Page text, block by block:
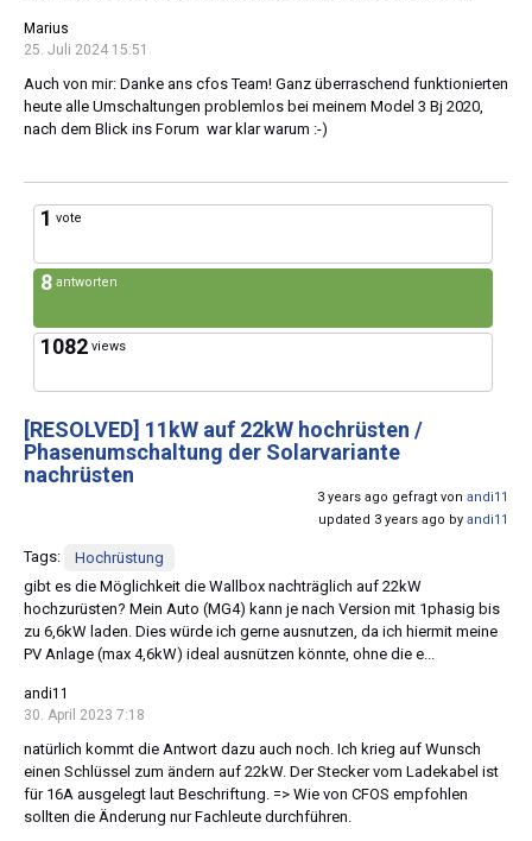
Marius
25. Juli 2024 15:51
Auch von mir: Danke ans cfos Team! Ganz überraschend funktionierten
heute alle Umschaltungen problemlos bei meinem Model 3 Bj 2020,
nach dem Blick ins Forum war klar warum :-)
1 vote
8 antworten
1082 views
[RESOLVED] 11kW auf 22kW hochrüsten /
Phasenumschaltung der Solarvariante
nachrüsten
3 years ago gefragt von andi11
updated 3 years ago by andi11
Tags:
Hochrüstung
gibt es die Möglichkeit die Wallbox nachträglich auf 22kW
hochzurüsten? Mein Auto (MG4) kann je nach Version mit 1phasig bis
zu 6,6kW laden. Dies würde ich gerne ausnutzen, da ich hiermit meine
PV Anlage (max 4,6kW) ideal ausnützen könnte, ohne die e...
andi11
30. April 2023 7:18
natürlich kommt die Antwort dazu auch noch. Ich krieg auf Wunsch
einen Schlüssel zum ändern auf 22kW. Der Stecker vom Ladekabel ist
für 16A ausgelegt laut Beschriftung. => Wie von CFOS empfohlen
sollten die Änderung nur Fachleute durchführen.